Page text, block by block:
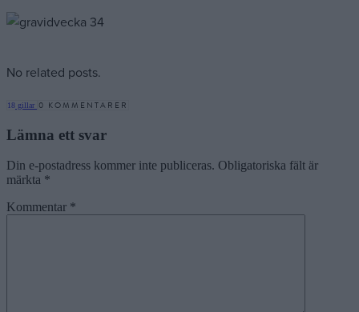
No related posts.
18 gillar 0 KOMMENTARER
Lämna ett svar
Din e-postadress kommer inte publiceras. Obligatoriska fält är
märkta *
Kommentar *